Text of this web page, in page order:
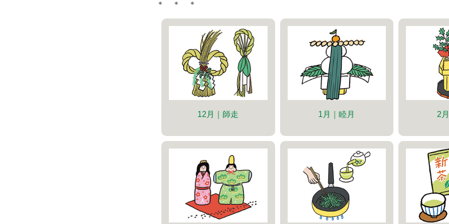
＊ ＊ ＊
12月｜師走 1月｜睦月 2